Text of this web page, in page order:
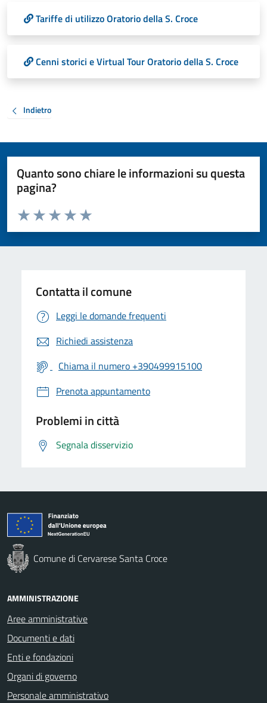
Tariffe di utilizzo Oratorio della S. Croce
Cenni storici e Virtual Tour Oratorio della S. Croce
Indietro
Quanto sono chiare le informazioni su questa
pagina?
Valuta da 1 a 5 stelle la pagina
Valuta 5 stelle su 5
Valuta 4 stelle su 5
Valuta 3 stelle su 5
Valuta 2 stelle su 5
Valuta 1 stelle su 5
Contatta il comune
Leggi le domande frequenti
Richiedi assistenza
Chiama il numero +390499915100
Prenota appuntamento
Problemi in città
Segnala disservizio
Comune di Cervarese Santa Croce
AMMINISTRAZIONE
Aree amministrative
Documenti e dati
Enti e fondazioni
Organi di governo
Personale amministrativo